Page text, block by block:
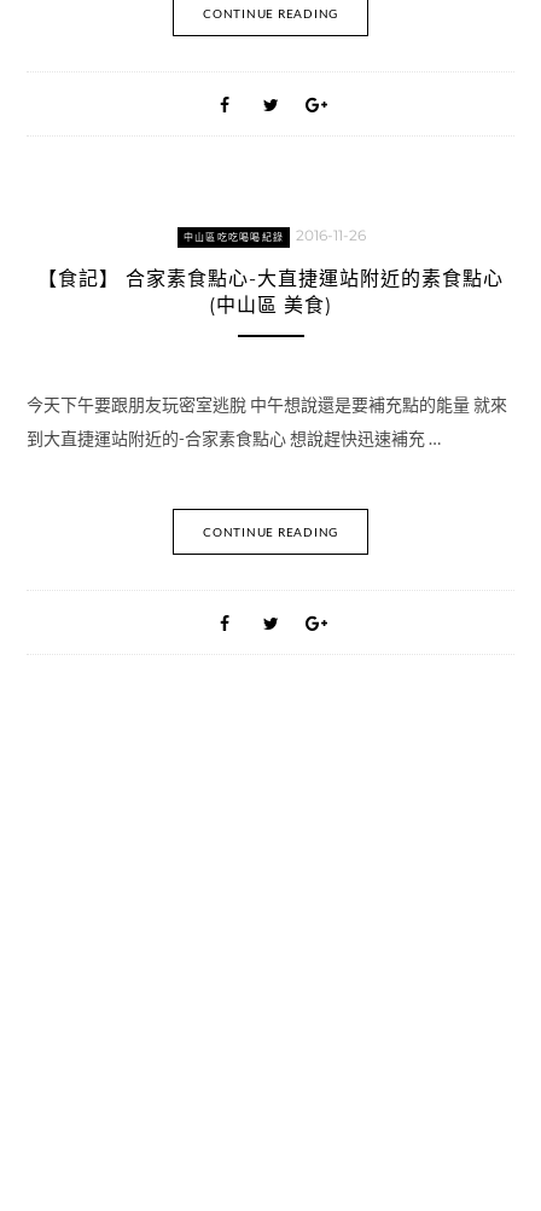
CONTINUE READING
中山區吃吃喝喝紀錄 2016-11-26
【食記】 合家素食點心-大直捷運站附近的素食點心
(中山區 美食)
今天下午要跟朋友玩密室逃脫 中午想說還是要補充點的能量 就來
到大直捷運站附近的-合家素食點心 想說趕快迅速補充 …
CONTINUE READING